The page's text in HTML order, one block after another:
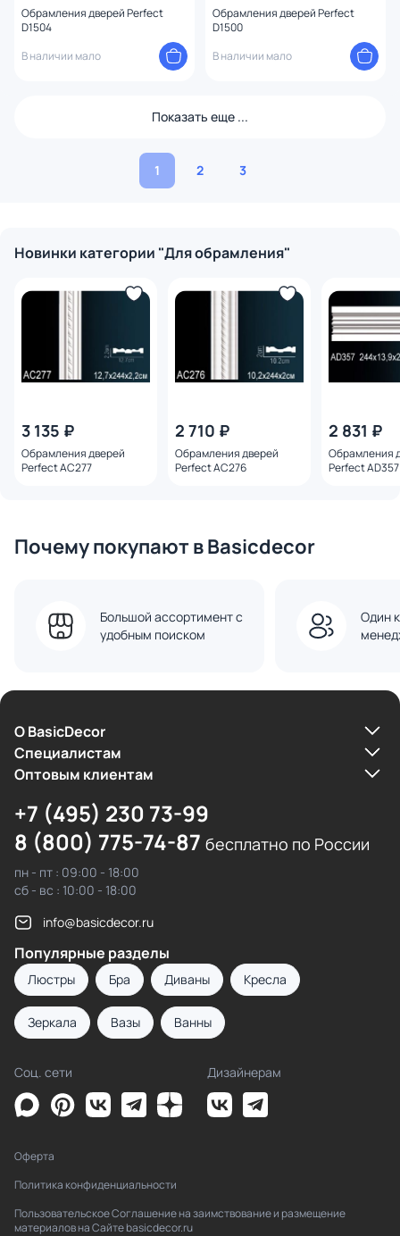
Обрамления дверей Perfect
D1504
В наличии мало
Обрамления дверей Perfect
D1500
В наличии мало
Показать еще ...
1 2 3
Новинки категории "Для обрамления"
3 135 ₽
Обрамления дверей
Perfect AC277
2 710 ₽
Обрамления дверей
Perfect AC276
2 831 ₽
Обрамления
Perfect AD357
Почему покупают в Basicdecor
Большой ассортимент с
удобным поиском
Один
О BasicDecor
Cпециалистам
Оптовым клиентам
+7 (495) 230 73-99
8 (800) 775-74-87 бесплатно по России
пн - пт : 09:00 - 18:00
сб - вс : 10:00 - 18:00
info@basicdecor.ru
Популярные разделы
Люстры Бра Диваны Кресла
Зеркала Вазы Ванны
Соц. сети Дизайнерам
Оферта
Политика конфиденциальности
Пользовательское Соглашение на заимствование и размещение
материалов на Сайте basicdecor.ru